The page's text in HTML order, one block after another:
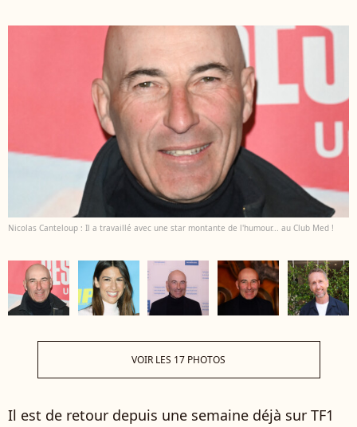
Nicolas Canteloup : Il a travaillé avec une star montante de l'humour... au Club Med !
VOIR LES 17 PHOTOS
Il est de retour depuis une semaine déjà sur TF1